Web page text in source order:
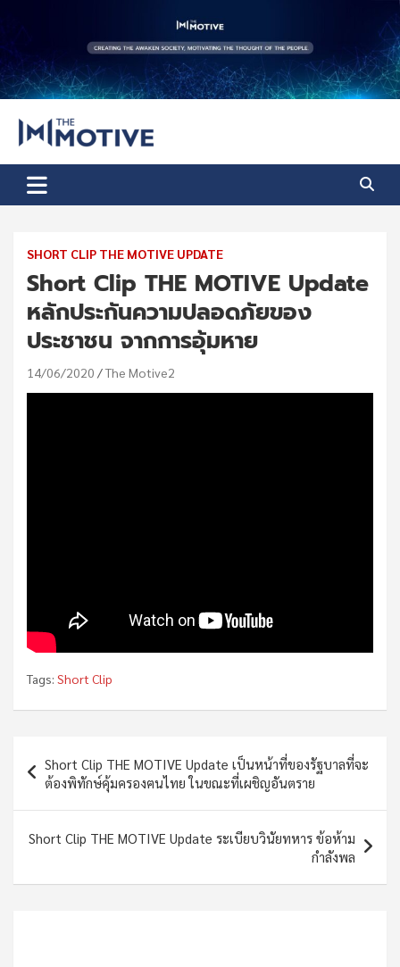
content
The Motive
SHORT CLIP THE MOTIVE UPDATE
Short Clip THE MOTIVE Update
หลักประกันความปลอดภัยของ
ประชาชน จากการอุ้มหาย
14/06/2020 The Motive2
Tags: Short Clip
navigation
Short Clip THE MOTIVE Update เป็นหน้าที่ของรัฐบาลที่จะ
ต้องพิทักษ์คุ้มครองฅนไทย ในขณะที่เผชิญอันตราย
Short Clip THE MOTIVE Update ระเบียบวินัยทหาร ข้อห้าม
กำลังพล